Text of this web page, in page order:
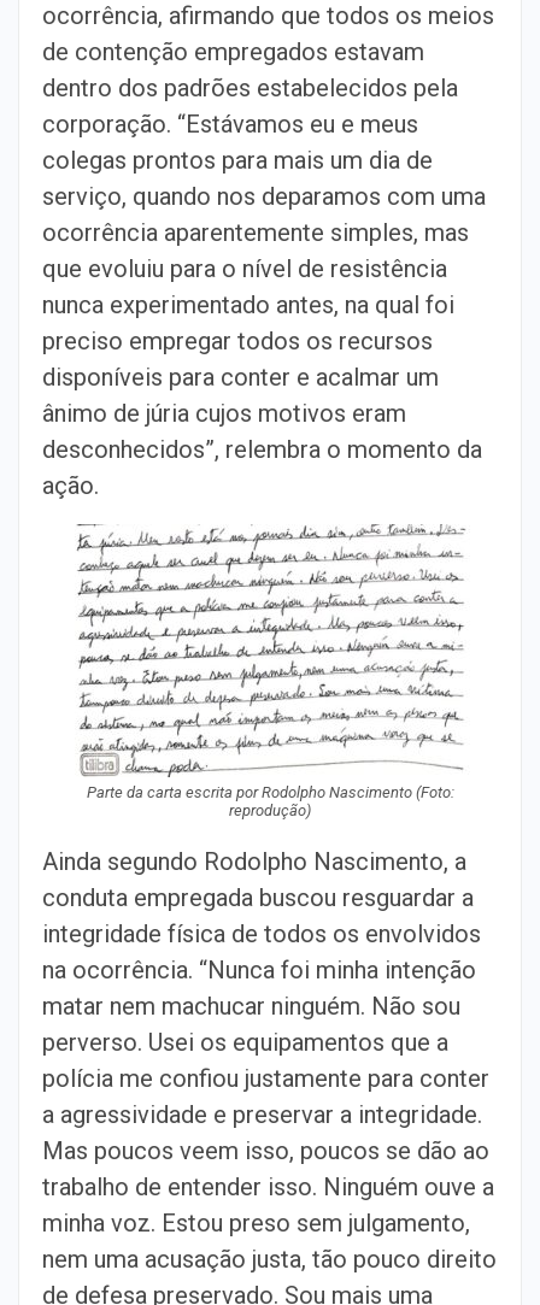
ocorrência, afirmando que todos os meios
de contenção empregados estavam
dentro dos padrões estabelecidos pela
corporação. “Estávamos eu e meus
colegas prontos para mais um dia de
serviço, quando nos deparamos com uma
ocorrência aparentemente simples, mas
que evoluiu para o nível de resistência
nunca experimentado antes, na qual foi
preciso empregar todos os recursos
disponíveis para conter e acalmar um
ânimo de júria cujos motivos eram
desconhecidos”, relembra o momento da
ação.
Parte da carta escrita por Rodolpho Nascimento (Foto:
reprodução)
Ainda segundo Rodolpho Nascimento, a
conduta empregada buscou resguardar a
integridade física de todos os envolvidos
na ocorrência. “Nunca foi minha intenção
matar nem machucar ninguém. Não sou
perverso. Usei os equipamentos que a
polícia me confiou justamente para conter
a agressividade e preservar a integridade.
Mas poucos veem isso, poucos se dão ao
trabalho de entender isso. Ninguém ouve a
minha voz. Estou preso sem julgamento,
nem uma acusação justa, tão pouco direito
de defesa preservado. Sou mais uma